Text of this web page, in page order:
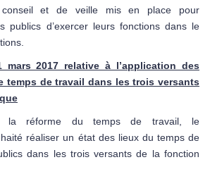
conseil et de veille mis en place pour
publics d’exercer leurs fonctions dans le
2017 relative à l’application des
temps de travail dans les trois versants
la réforme du temps de travail, le
réaliser un état des lieux du temps de
dans les trois versants de la fonction